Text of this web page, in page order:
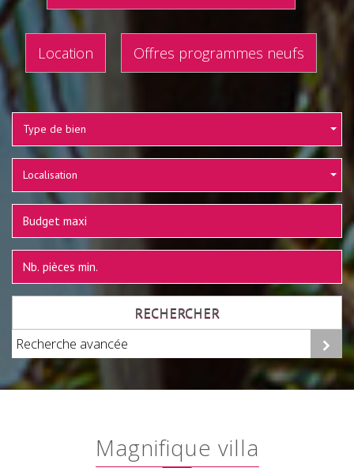
Location Offres programmes neufs
Type de bien
Localisation
RECHERCHER
Recherche avancée
magnifique villa